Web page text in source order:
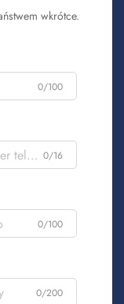
wkrótce.
0/100
0/16
0/100
0/200